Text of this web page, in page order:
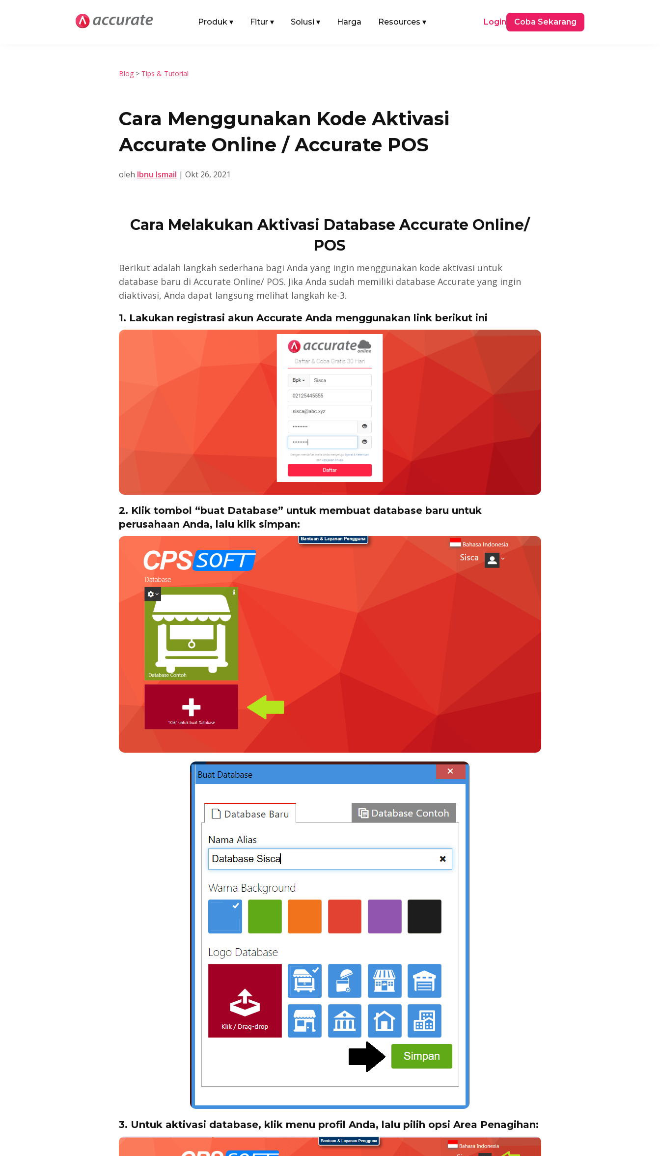
Produk ▾ Fitur ▾ Solusi ▾ Harga Resources ▾ Login Coba Sekarang
Blog> Tips & Tutorial
Cara Menggunakan Kode Aktivasi
Accurate Online / Accurate POS
oleh Ibnu Ismail | Okt 26, 2021
Cara Melakukan Aktivasi Database Accurate Online/
POS
Berikut adalah langkah sederhana bagi Anda yang ingin menggunakan kode aktivasi untuk
database baru di Accurate Online/ POS. Jika Anda sudah memiliki database Accurate yang ingin
diaktivasi, Anda dapat langsung melihat langkah ke-3.
1. Lakukan registrasi akun Accurate Anda menggunakan link berikut ini
2. Klik tombol “buat Database” untuk membuat database baru untuk
perusahaan Anda, lalu klik simpan:
3. Untuk aktivasi database, klik menu profil Anda, lalu pilih opsi Area Penagihan: